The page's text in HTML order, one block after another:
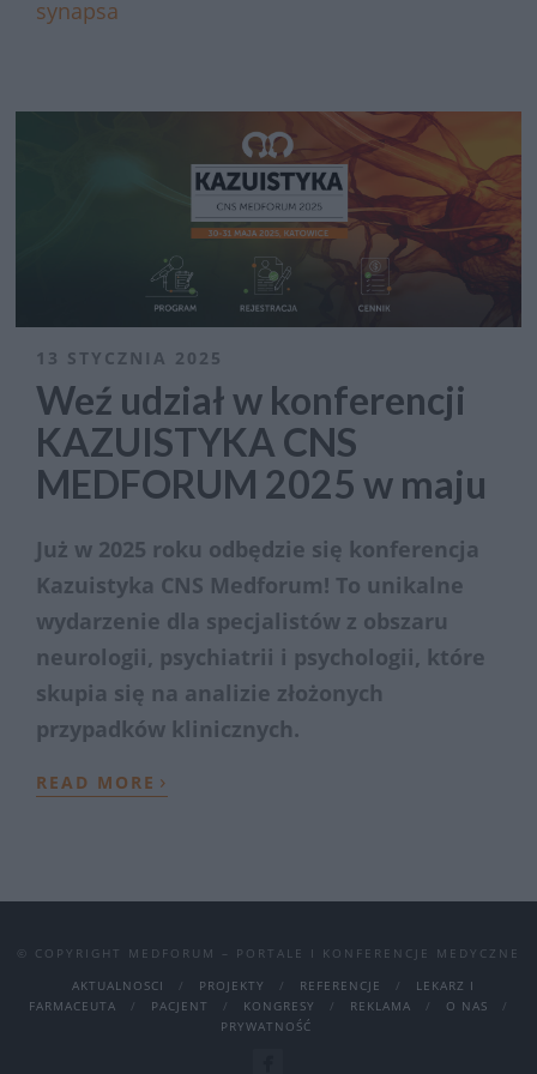
synapsa
13 STYCZNIA 2025
Weź udział w konferencji
KAZUISTYKA CNS
MEDFORUM 2025 w maju
Już w 2025 roku odbędzie się konferencja
Kazuistyka CNS Medforum! To unikalne
wydarzenie dla specjalistów z obszaru
neurologii, psychiatrii i psychologii, które
skupia się na analizie złożonych
przypadków klinicznych.
READ MORE ›
© COPYRIGHT MEDFORUM – PORTALE I KONFERENCJE MEDYCZNE
AKTUALNOSCI
PROJEKTY REFERENCJE
LEKARZ I
FARMACEUTA
PACJENT KONGRESY REKLAMA
O NAS
PRYWATNOŚĆ